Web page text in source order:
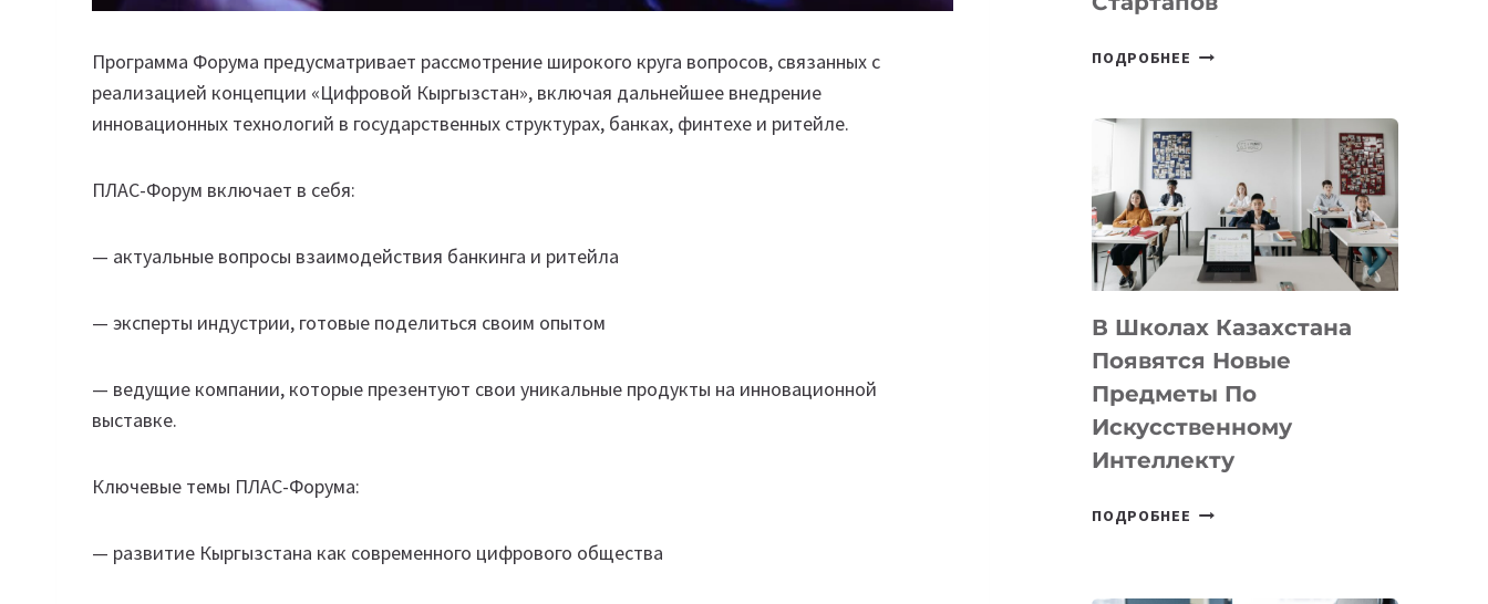
Программа Форума предусматривает рассмотрение широкого круга вопросов, связанных с
реализацией концепции «Цифровой Кыргызстан», включая дальнейшее внедрение
инновационных технологий в государственных структурах, банках, финтехе и ритейле.
ПЛАС-Форум включает в себя:
— актуальные вопросы взаимодействия банкинга и ритейла
— эксперты индустрии, готовые поделиться своим опытом
— ведущие компании, которые презентуют свои уникальные продукты на инновационной
выставке.
Ключевые темы ПЛАС-Форума:
— развитие Кыргызстана как современного цифрового общества
ПОДРОБНЕЕ ОТКРЫТ
DEAL
VELOCITY
MOST
—
МЕЖДУНАРОДНУЮ
ДЛЯ
ТЕХНОЛОГИЧЕСКИХ
СТАРТАПОВ
В Школах Казахстана
Появятся Новые
Предметы По
Искусственному
Интеллекту
ПОДРОБНЕЕ